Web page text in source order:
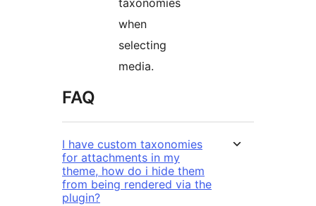
taxonomies
when
selecting
media.
FAQ
I have custom taxonomies
for attachments in my
theme, how do i hide them
from being rendered via the
plugin?